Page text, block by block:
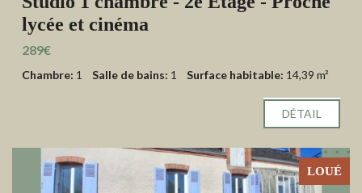
lycée et cinéma
289€
Chambre: 1 Salle de bains: 1 Surface habitable: 14,39 m²
DÉTAIL
LOUÉ